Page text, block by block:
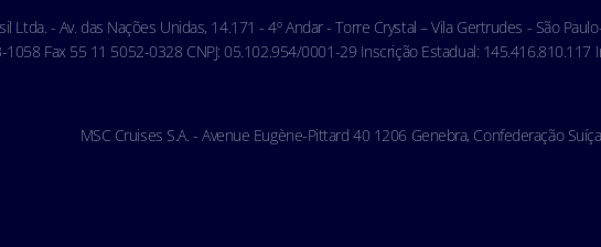
Ltda. - Av. das Nações Unidas, 14.171 - 4º Andar - Torre Crystal – Vila Gertrudes - São
Fax 55 11 5052-0328 CNPJ: 05.102.954/0001-29 Inscrição Estadual: 145.416.810.117
MSC Cruises S.A. - Avenue Eugène-Pittard 40 1206 Genebra, Confederação Suíça